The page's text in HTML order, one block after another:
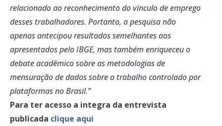
relacionado ao reconhecimento do vínculo de emprego
desses trabalhadores. Portanto, a pesquisa não
apenas antecipou resultados semelhantes aos
apresentados pelo IBGE, mas também enriqueceu o
debate acadêmico sobre as metodologias de
mensuração de dados sobre o trabalho controlado por
plataformas no Brasil.”
Para ter acesso a integra da entrevista
publicada clique aqui